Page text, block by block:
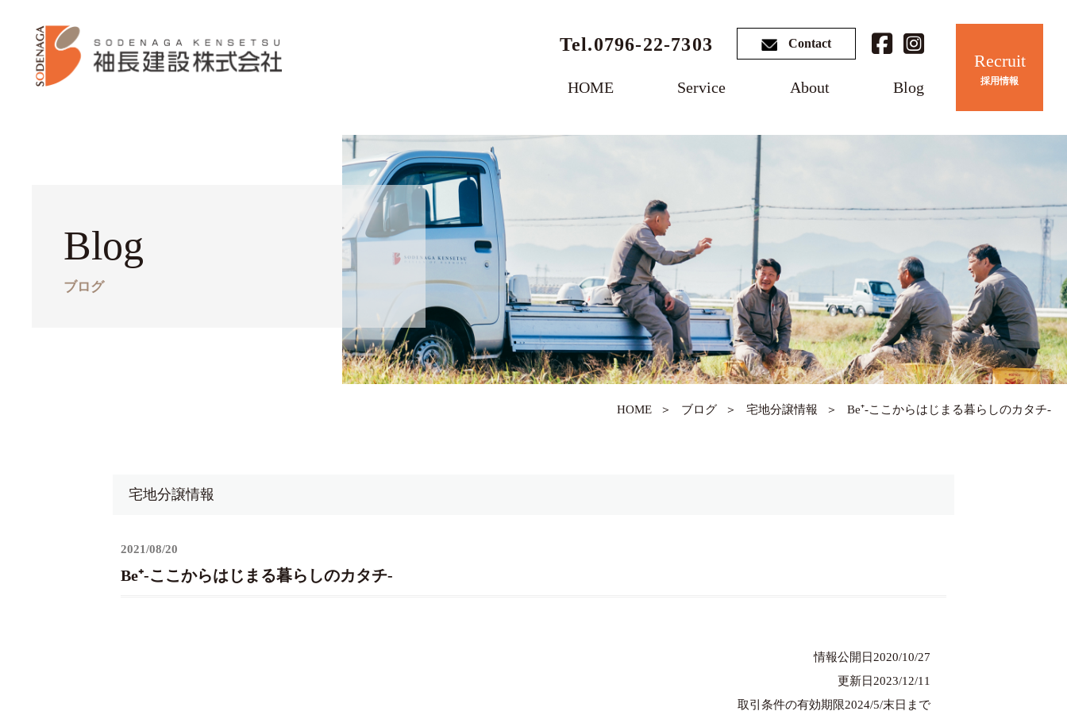
Tel.0796-22-7303 Contact
HOME Service About Blog
Recruit
採用情報
Blog
ブログ
HOME ＞ ブログ ＞ 宅地分譲情報 ＞ Be⁺-ここからはじまる暮らしのカタチ-
宅地分譲情報
2021/08/20
Be⁺-ここからはじまる暮らしのカタチ-
情報公開日2020/10/27
更新日2023/12/11
取引条件の有効期限2024/5/末日まで